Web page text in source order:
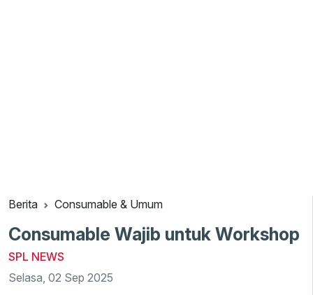
Berita Consumable & Umum
Consumable Wajib untuk Workshop
SPL NEWS
Selasa, 02 Sep 2025